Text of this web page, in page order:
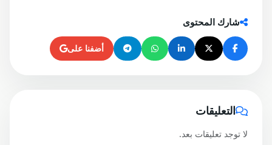
شارك المحتوى
أضفنا على
التعليقات
لا توجد تعليقات بعد.